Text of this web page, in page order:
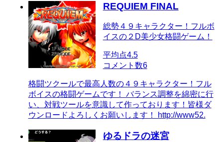
REQUIEM FINAL
総勢４９キャラクター！フルボ
イスの２D美少女格闘ゲーム！
平均点4.5
コメント数6
格闘ツクールで最高人数の４９キャラクター！フル
ボイスの格闘ゲームです！ バランス調整を綿密に行
い、対戦ツールを意識して作っております！皆様ダ
ウンロードよろしくお願いします！ http://www52.
ゆるドラの迷宮